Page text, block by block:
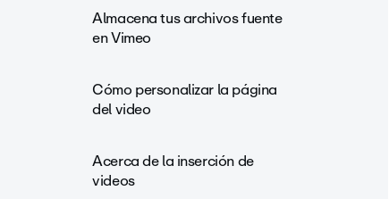
Almacena tus archivos fuente
en Vimeo
Cómo personalizar la página
del video
Acerca de la inserción de
videos